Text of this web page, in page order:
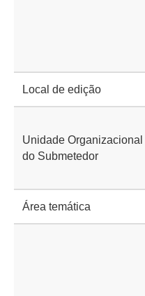
Local de edição
Unidade Organizacional
do Submetedor
Área temática